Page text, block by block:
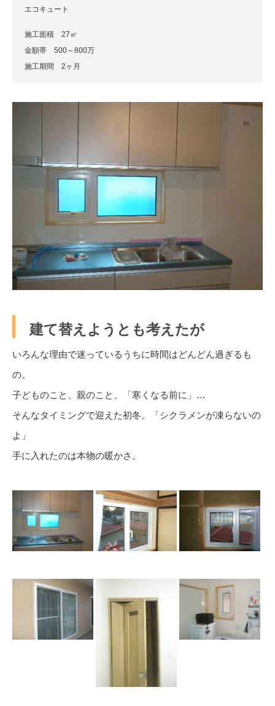
エコキュート
施工面積 27㎡
金額帯 500～800万
施工期間 2ヶ月
建て替えようとも考えたが
いろんな理由で迷っているうちに時間はどんどん過ぎるも
の。
子どものこと、親のこと、「寒くなる前に」…
そんなタイミングで迎えた初冬。「シクラメンが凍らないの
よ」
手に入れたのは本物の暖かさ。